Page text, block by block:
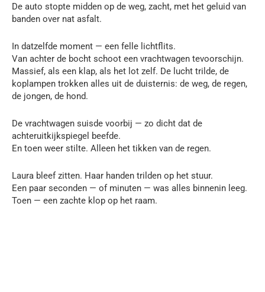
De auto stopte midden op de weg, zacht, met het geluid van
banden over nat asfalt.
In datzelfde moment — een felle lichtflits.
Van achter de bocht schoot een vrachtwagen tevoorschijn.
Massief, als een klap, als het lot zelf. De lucht trilde, de
koplampen trokken alles uit de duisternis: de weg, de regen,
de jongen, de hond.
De vrachtwagen suisde voorbij — zo dicht dat de
achteruitkijkspiegel beefde.
En toen weer stilte. Alleen het tikken van de regen.
Laura bleef zitten. Haar handen trilden op het stuur.
Een paar seconden — of minuten — was alles binnenin leeg.
Toen — een zachte klop op het raam.